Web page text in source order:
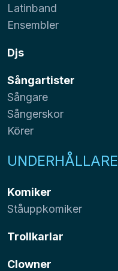
Latinband
Ensembler
Djs
Sångartister
Sångare
Sångerskor
Körer
UNDERHÅLLARE
Komiker
Ståuppkomiker
Trollkarlar
Clowner